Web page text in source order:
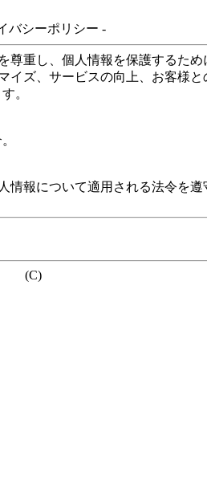
バシーポリシー -
重し、個人情報を保護するため
ズ、サービスの向上、お客様
。
報について適用される法令を
(C)